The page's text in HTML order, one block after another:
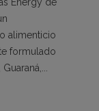
alimenticio
formulado